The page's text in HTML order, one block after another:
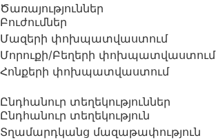
Ծառայություններ
Բուժումներ
Մազերի փոխպատվաստում
Մորուքի/Բեղերի փոխպատվաստում
Հոնքերի փոխպատվաստում
Ընդհանուր տեղեկություններ
Ընդհանուր տեղեկություն
Տղամարդկանց մազաթափություն